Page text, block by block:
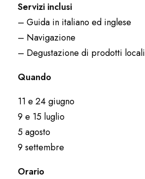
Servizi inclusi
– Guida in italiano ed inglese
– Navigazione
– Degustazione di prodotti locali
Quando
11 e 24 giugno
9 e 15 luglio
5 agosto
9 settembre
Orario